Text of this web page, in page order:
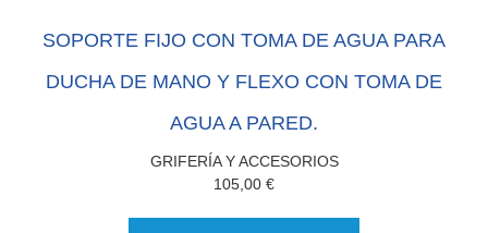
SOPORTE FIJO CON TOMA DE AGUA PARA
DUCHA DE MANO Y FLEXO CON TOMA DE
AGUA A PARED.
GRIFERÍA Y ACCESORIOS
105,00 €